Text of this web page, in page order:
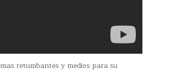
retumbantes y medios para su